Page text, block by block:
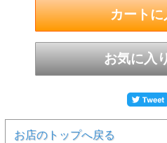
お店のトップへ戻る